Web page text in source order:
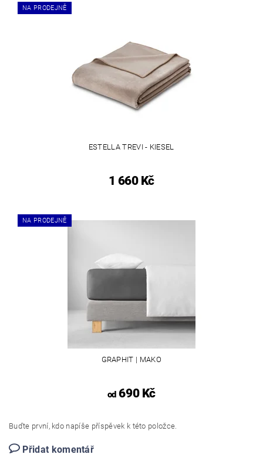
NA PRODEJNĚ
ESTELLA TREVI - KIESEL
1 660 Kč
NA PRODEJNĚ
GRAPHIT | MAKO
od690 Kč
Buďte první, kdo napíše příspěvek k této položce.
Přidat komentář